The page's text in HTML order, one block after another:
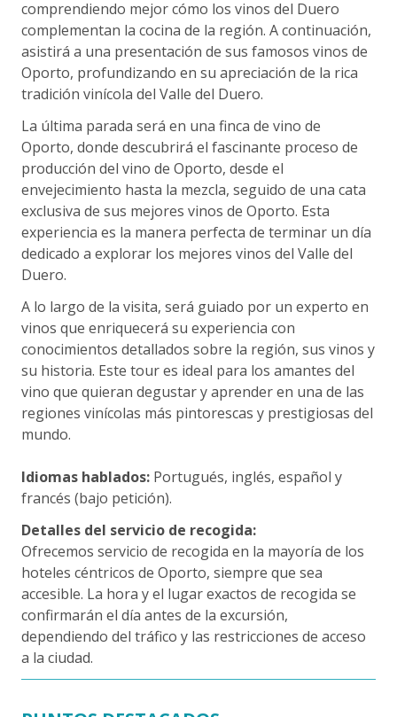
comprendiendo mejor cómo los vinos del Duero
complementan la cocina de la región. A continuación,
asistirá a una presentación de sus famosos vinos de
Oporto, profundizando en su apreciación de la rica
tradición vinícola del Valle del Duero.
La última parada será en una finca de vino de
Oporto, donde descubrirá el fascinante proceso de
producción del vino de Oporto, desde el
envejecimiento hasta la mezcla, seguido de una cata
exclusiva de sus mejores vinos de Oporto. Esta
experiencia es la manera perfecta de terminar un día
dedicado a explorar los mejores vinos del Valle del
Duero.
A lo largo de la visita, será guiado por un experto en
vinos que enriquecerá su experiencia con
conocimientos detallados sobre la región, sus vinos y
su historia. Este tour es ideal para los amantes del
vino que quieran degustar y aprender en una de las
regiones vinícolas más pintorescas y prestigiosas del
mundo.
Idiomas hablados: Portugués, inglés, español y
francés (bajo petición).
Detalles del servicio de recogida:
Ofrecemos servicio de recogida en la mayoría de los
hoteles céntricos de Oporto, siempre que sea
accesible. La hora y el lugar exactos de recogida se
confirmarán el día antes de la excursión,
dependiendo del tráfico y las restricciones de acceso
a la ciudad.